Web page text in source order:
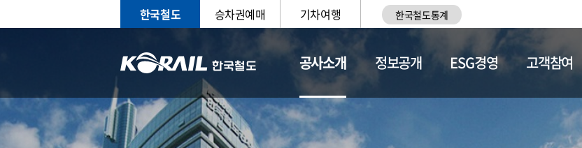
한국철도 승차권예매 기차여행 한국철도통계
공사소개
CEO 일반현황 채
정보공개 ESG경영 고객참여